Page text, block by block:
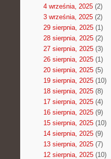
4 września, 2025(2)
3 września, 2025(2)
29 sierpnia, 2025(1)
28 sierpnia, 2025(2)
27 sierpnia, 2025(3)
26 sierpnia, 2025(1)
20 sierpnia, 2025(5)
19 sierpnia, 2025(10)
18 sierpnia, 2025(8)
17 sierpnia, 2025(4)
16 sierpnia, 2025(9)
15 sierpnia, 2025(10)
14 sierpnia, 2025(9)
13 sierpnia, 2025(7)
12 sierpnia, 2025(10)